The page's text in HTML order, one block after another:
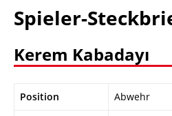
Spieler-
Kerem Kabadayı
Position Abwehr